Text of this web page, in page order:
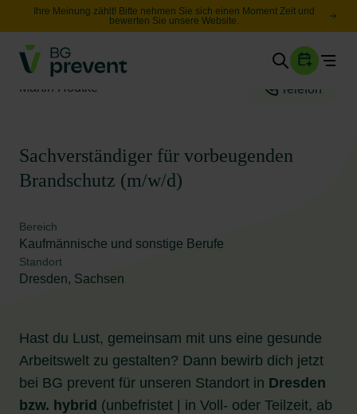
Ihre Meinung zählt! Bitte nehmen Sie sich einen Moment Zeit und
bewerten Sie unsere Website.
Gesundheit
Suche
Leichte Sprache
Martin Hödtke Telefon
Sachverständiger für vorbeugenden
Brandschutz (m/w/d)
Bereich
Kaufmännische und sonstige Berufe
Standort
Dresden, Sachsen
Hast du Lust, gemeinsam mit uns eine gesunde
Arbeitswelt zu gestalten? Dann bewirb dich jetzt
bei BG prevent für unseren Standort in Dresden
bzw. hybrid (unbefristet | in Voll- oder Teilzeit, ab